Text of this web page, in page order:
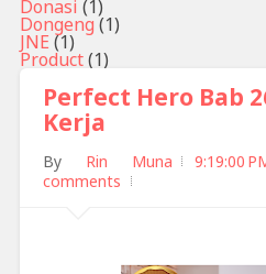
Donasi (1)
Dongeng (1)
JNE (1)
Product(1)
Perfect Hero Bab
Kerja
By Rin Muna 9:19:00
comments